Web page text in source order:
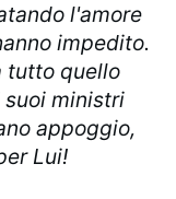
l'amore
impedito.
tutto quello
suoi ministri
appoggio,
Lui!